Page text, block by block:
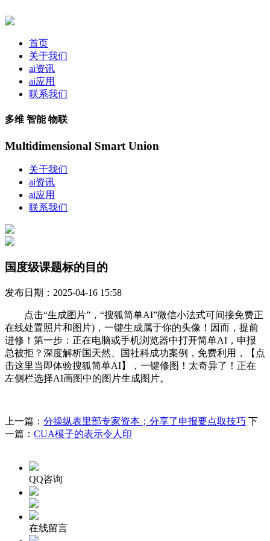
首页
关于我们
ai资讯
ai应用
联系我们
多维 智能 物联
Multidimensional Smart Union
关于我们
ai资讯
ai应用
联系我们
国度级课题标的目的
发布日期：2025-04-16 15:58
点击“生成图片”，“搜狐简单AI”微信小法式可间接免费正
在线处置照片和图片)，一键生成属于你的头像！因而，提前
进修！第一步：正在电脑或手机浏览器中打开简单AI，申报
总被拒？深度解析国天然、国社科成功案例，免费利用，【点
击这里当即体验搜狐简单AI】，一键修图！太奇异了！正在
左侧栏选择AI画图中的图片生成图片。
上一篇： 分操纵表里部专家资本；分享了申报要点取技巧 下
一篇： CUA模子的表示令人印
QQ咨询
在线留言